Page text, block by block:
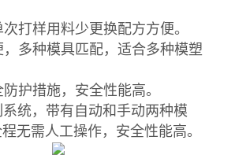
打样用料少更换配方方便。
多种模具匹配，适合多种模塑
护措施，安全性能高。
统，带有自动和手动两种模
无需人工操作，安全性能高。